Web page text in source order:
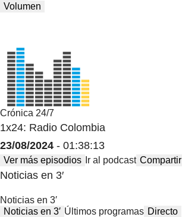
Volumen
Crónica 24/7
1x24: Radio Colombia
23/08/2024 - 01:38:13
Ver más episodios Ir al podcast Compartir
Noticias en 3′
Noticias en 3′
Noticias en 3′ Últimos programas Directo